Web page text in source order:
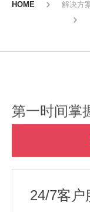
HOME 解决方
第一时间掌
24/7客户